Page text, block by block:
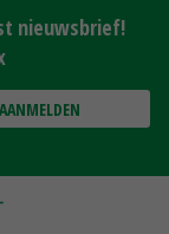
nieuwsbrief!
AANMELDEN